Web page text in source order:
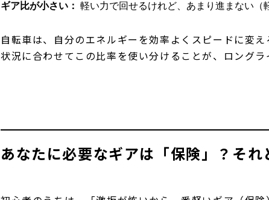
ギア比が小さい： 軽い力で回せるけれど、あまり進まない（
自転車は、自分のエネルギーを効率よくスピードに変え
状況に合わせてこの比率を使い分けることが、ロングラ
あなたに必要なギアは「保険」？それ